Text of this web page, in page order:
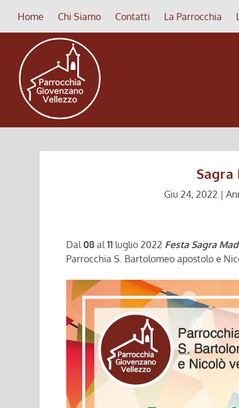
Home Chi Siamo Contatti La Parrocchia
Sagra
Giu 24, 2022 |
Dal 08al 11luglio 2022 Festa Sagra
Parrocchia S. Bartolomeo apostolo e